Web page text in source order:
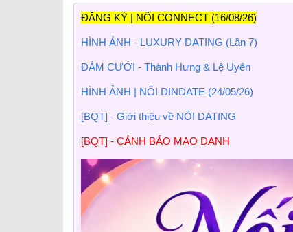
ĐĂNG KÝ | NỐI CONNECT (16/08/26)
HÌNH ẢNH - LUXURY DATING (Lần 7)
ĐÁM CƯỚI - Thành Hưng & Lệ Uyên
HÌNH ẢNH | NỐI DINDATE (24/05/26)
[BQT] - Giới thiệu về NỐI DATING
[BQT] - CẢNH BÁO MẠO DANH